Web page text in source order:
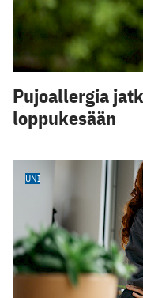
Pujoallergia
loppukesään
UNI